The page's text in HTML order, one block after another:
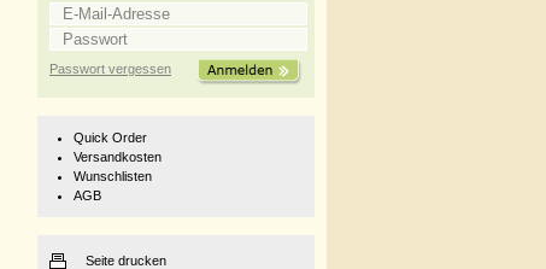
Passwort vergessen
Quick Order
Versandkosten
Wunschlisten
AGB
Seite drucken